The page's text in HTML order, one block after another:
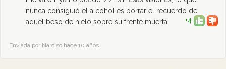
nunca consiguió el alcohol es borrar el recuerdo de
aquel beso de hielo sobre su frente muerta.
+4
Enviada por Narciso hace 10 años